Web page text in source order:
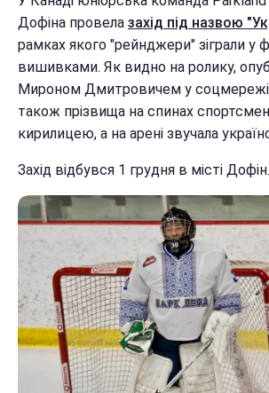
Дофіна провела захід під назвою
рамках якого "рейнджери" зіграли у
вишивками. Як видно на ролику,
Мироном Дмитровичем у соцмережі
також прізвища на спинах
кирилицею, а на арені звучала
Захід відбувся 1 грудня в місті Дофін.